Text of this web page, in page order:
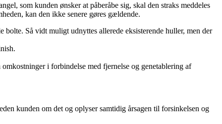
som kunden ønsker at påberåbe sig, skal den straks meddeles
kan den ikke senere gøres gældende.
Så vidt muligt udnyttes allerede eksisterende huller, men der
i forbindelse med fjernelse og genetablering af
kunden om det og oplyser samtidig årsagen til forsinkelsen og